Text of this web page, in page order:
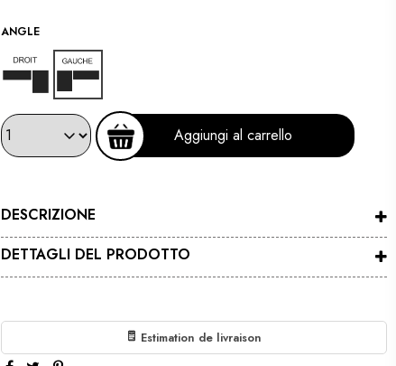
ANGLE
Droit Gauche
Aggiungi al carrello
DESCRIZIONE
DETTAGLI DEL PRODOTTO
Estimation de livraison